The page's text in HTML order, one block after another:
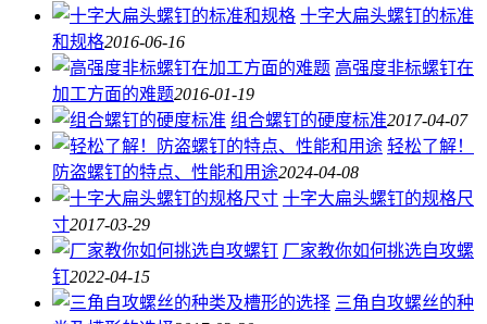
十字大扁头螺钉的标准
和规格2016-06-16
高强度非标螺钉在
加工方面的难题2016-01-19
组合螺钉的硬度标准2017-04-07
轻松了解！
防盗螺钉的特点、性能和用途2024-04-08
十字大扁头螺钉的规格尺
寸2017-03-29
厂家教你如何挑选自攻螺
钉2022-04-15
三角自攻螺丝的种